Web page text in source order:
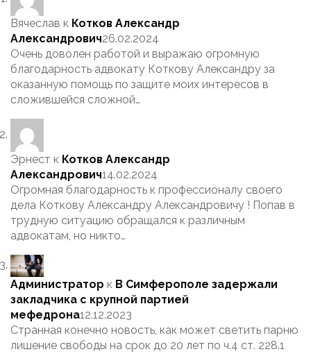
Вячеслав к Котков Александр
Александрович26.02.2024
Очень доволен работой и выражаю огромную
благодарность адвокату Коткову Александру за
оказанную помощь по защите моих интересов в
сложившейся сложной…
Эрнест к Котков Александр
Александрович14.02.2024
Огромная благодарность к профессионалу своего
дела Коткову Александру Александровичу ! Попав в
трудную ситуацию обращался к различным
адвокатам, но никто…
Администратор к В Симферополе задержали
закладчика с крупной партией
мефедрона12.12.2023
Странная конечно новость, как может светить парню
лишение свободы на срок до 20 лет по ч.4 ст. 228.1